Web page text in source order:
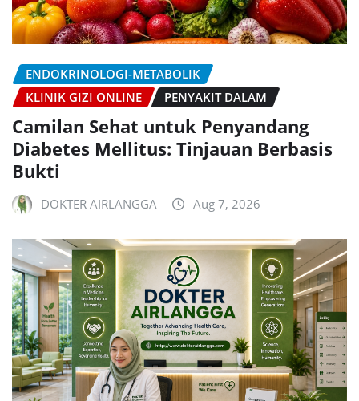
ENDOKRINOLOGI-METABOLIK
KLINIK GIZI ONLINE
PENYAKIT DALAM
Camilan Sehat untuk Penyandang
Diabetes Mellitus: Tinjauan Berbasis
Bukti
DOKTER AIRLANGGA Aug 7, 2026